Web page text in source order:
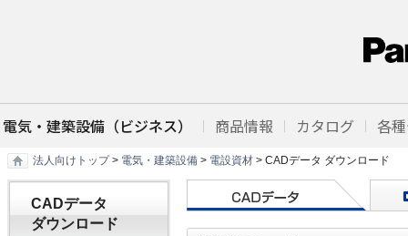
電気・建築設備（ビジネス） 商品情報 カタログ 各
法人向けトップ> 電気・建築設備> 電設資材> CADデータ ダウンロード
CADデータ
ダウンロード